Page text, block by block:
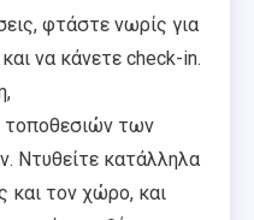
φτάστε νωρίς για
να κάνετε check-in.
τοποθεσιών των
Ντυθείτε κατάλληλα
και τον χώρο, και